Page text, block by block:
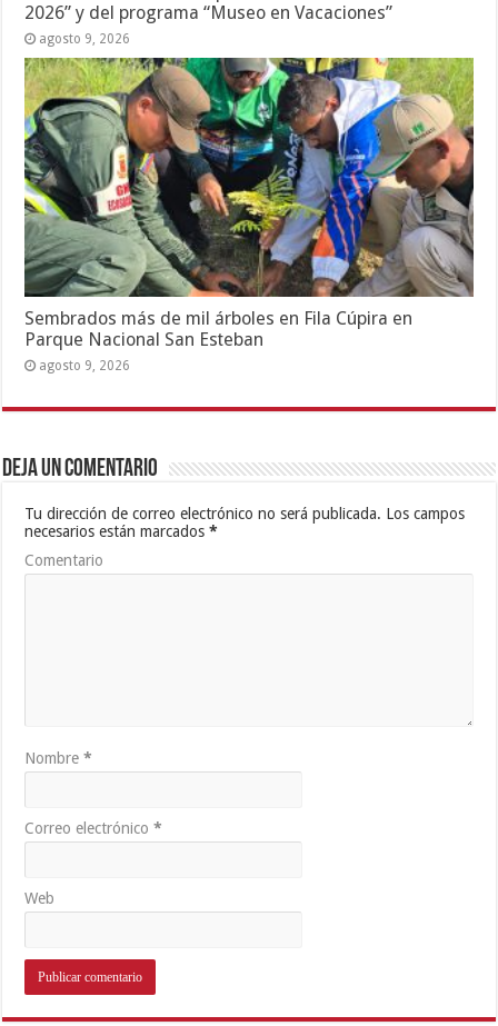
2026” y del programa “Museo en Vacaciones”
agosto 9, 2026
Sembrados más de mil árboles en Fila Cúpira en
Parque Nacional San Esteban
agosto 9, 2026
Deja un comentario
Tu dirección de correo electrónico no será publicada. Los campos
necesarios están marcados*
Comentario
Nombre*
Correo electrónico*
Web